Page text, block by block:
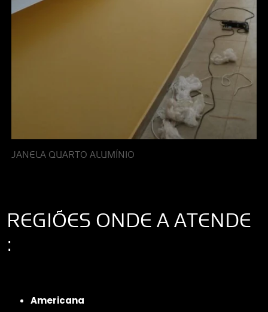
JANELA QUARTO ALUMÍNIO
REGIÕES ONDE A ATENDE
:
Americana